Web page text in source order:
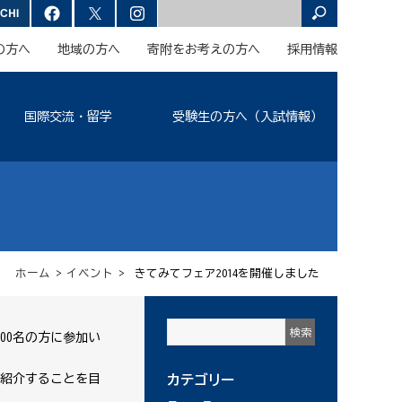
方へ 地域の方へ 寄附をお考えの方へ 採用情報
国際交流・留学 受験生の方へ（入試情報）
ホーム > イベント > きてみてフェア2014を開催しました
名の方に参加い
介することを目 カテゴリー